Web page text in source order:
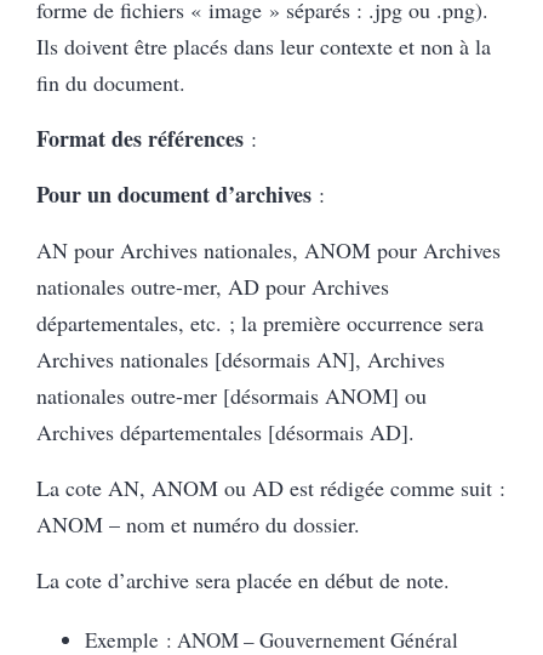
forme de fichiers « image » séparés : .jpg ou .png).
Ils doivent être placés dans leur contexte et non à la
fin du document.
Format des références :
Pour un document d’archives :
AN pour Archives nationales, ANOM pour Archives
nationales outre-mer, AD pour Archives
départementales, etc. ; la première occurrence sera
Archives nationales [désormais AN], Archives
nationales outre-mer [désormais ANOM] ou
Archives départementales [désormais AD].
La cote AN, ANOM ou AD est rédigée comme suit :
ANOM – nom et numéro du dossier.
La cote d’archive sera placée en début de note.
Exemple : ANOM – Gouvernement Général